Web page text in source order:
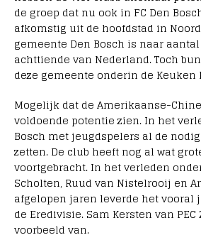
de groep dat nu ook in FC Den
afkomstig uit de hoofdstad in
gemeente Den Bosch is naar
achttiende van Nederland. Toch
deze gemeente onderin de
Mogelijk dat de Amerikaanse-
voldoende potentie zien. In het
Bosch met jeugdspelers al de
zetten. De club heeft nog al wat
voortgebracht. In het verleden
Scholten, Ruud van Nistelrooij en
afgelopen jaren leverde het vooral
de Eredivisie. Sam Kersten van
voorbeeld van.